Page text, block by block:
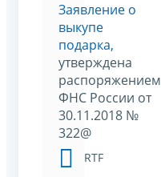
Заявление о
выкупе
подарка,
утверждена
распоряжением
ФНС России от
30.11.2018 №
322@
RTF